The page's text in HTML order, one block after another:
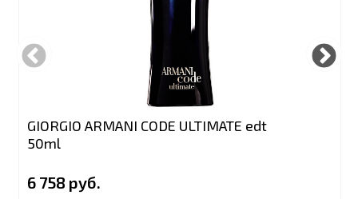
GIORGIO ARMANI CODE ULTIMATE edt
50ml
6 758 руб.